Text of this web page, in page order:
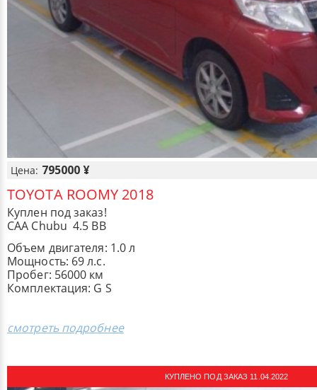
Цена: 795000 ¥
TOYOTA ROOMY 2018
Куплен под заказ!
CAA Chubu 4.5 BB
Объем двигателя: 1.0 л
Мощность: 69 л.с.
Пробег: 56000 км
Комплектация: ​G S
смотреть подробнее
КУПЛЕНО ПОД ЗАКАЗ 11.04.2022